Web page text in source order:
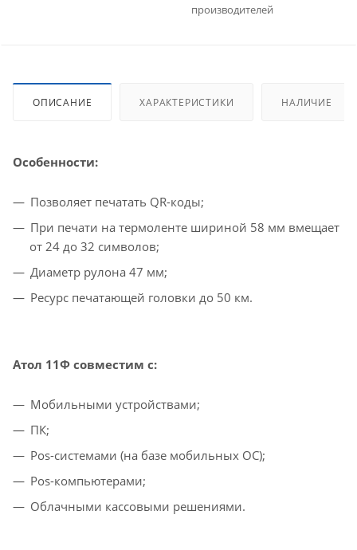
производителей
ОПИСАНИЕ ХАРАКТЕРИСТИКИ НАЛИЧИЕ
Особенности:
Позволяет печатать QR-коды;
При печати на термоленте шириной 58 мм вмещает
от 24 до 32 символов;
Диаметр рулона 47 мм;
Ресурс печатающей головки до 50 км.
Атол 11Ф совместим с:
Мобильными устройствами;
ПК;
Pos-системами (на базе мобильных ОС);
Pos-компьютерами;
Облачными кассовыми решениями.